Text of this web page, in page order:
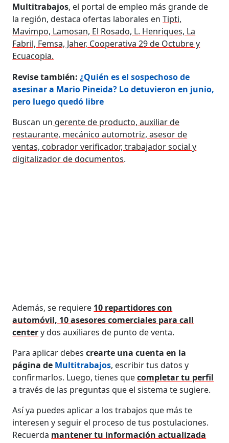
Multitrabajos, el portal de empleo más grande de
la región, destaca ofertas laborales enTipti,
Mavimpo, Lamosan, El Rosado, L. Henriques, La
Fabril, Femsa, Jaher, Cooperativa 29 de Octubre y
Ecuacopia.
Revise también:¿Quién es el sospechoso de
asesinar a Mario Pineida? Lo detuvieron en junio,
pero luego quedó libre
Buscan un gerente de producto, auxiliar de
restaurante, mecánico automotriz, asesor de
ventas, cobrador verificador, trabajador social y
digitalizador de documentos.
Además, se requiere 10 repartidores con
automóvil, 10 asesores comerciales para call
centery dos auxiliares de punto de venta.
Para aplicar debescrearte una cuenta en la
página de Multitrabajos, escribir tus datos y
confirmarlos. Luego, tienes quecompletar tu perfil
a través de las preguntas que el sistema te sugiere.
Así ya puedes aplicar a los trabajos que más te
interesen y seguir el proceso de tus postulaciones.
Recuerda mantener tu información actualizada